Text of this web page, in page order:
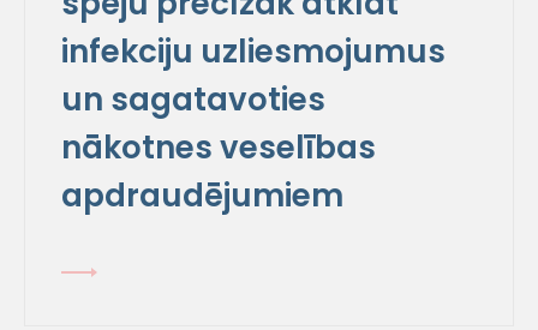
infekciju uzliesmojumus
un sagatavoties
nākotnes veselības
apdraudējumiem